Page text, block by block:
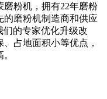
粉机，拥有22年磨粉
的磨粉机制造商和供应
的专家优化升级改
占地面积小等优点，